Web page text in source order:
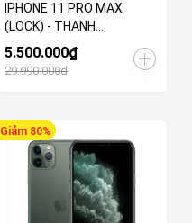
IPHONE 11 PRO MAX
(LOCK) - THANH
LÝ/732610
5.500.000₫
29.990.000₫
Giảm 80%